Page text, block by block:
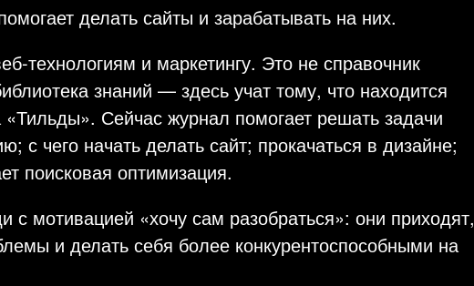
делать сайты и зарабатывать на них.
технологиям и маркетингу. Это не справочник
знаний — здесь учат тому, что находится
Сейчас журнал помогает решать задачи
с чего начать делать сайт; прокачаться в дизайне;
поисковая оптимизация.
мотивацией «хочу сам разобраться»: они приходят,
и делать себя более конкурентоспособными на